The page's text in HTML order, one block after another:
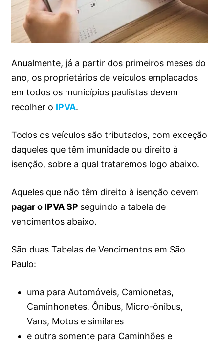
Anualmente, já a partir dos primeiros meses do
ano, os proprietários de veículos emplacados
em todos os municípios paulistas devem
recolher o IPVA.
Todos os veículos são tributados, com exceção
daqueles que têm imunidade ou direito à
isenção, sobre a qual trataremos logo abaixo.
Aqueles que não têm direito à isenção devem
pagar o IPVA SP seguindo a tabela de
vencimentos abaixo.
São duas Tabelas de Vencimentos em São
Paulo:
uma para Automóveis, Camionetas,
Caminhonetes, Ônibus, Micro-ônibus,
Vans, Motos e similares
e outra somente para Caminhões e